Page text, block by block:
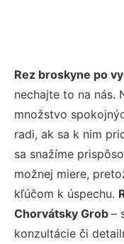
Rez broskyne po
nechajte to na nás.
množstvo
radi, ak sa k nim
sa snažíme
možnej miere,
kľúčom k úspechu.
Chorvátsky Grob –
konzultácie či